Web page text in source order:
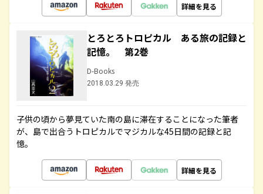
詳細を見る
とろとろトロピカル ある旅の記録と
記憶。 第2巻
D-Books
2018.03.29 発売
子供の頃から夢見ていた南の島に滞在することになった筆者
が、島で出合うトロピカルでマジカルな45日間の記録と記
憶。
詳細を見る